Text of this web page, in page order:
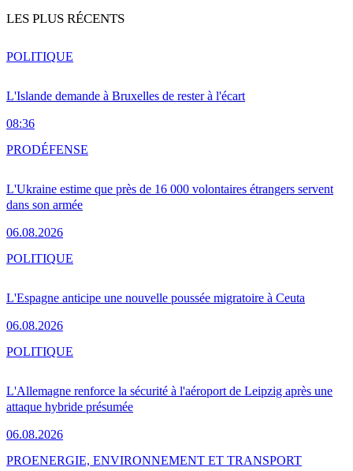
LES PLUS RÉCENTS
L'Islande demande à Bruxelles de rester à l'écart
08:36
POLITIQUE
L'Ukraine estime que près de 16 000 volontaires étrangers servent
dans son armée
06.08.2026
PRODÉFENSE
L'Espagne anticipe une nouvelle poussée migratoire à Ceuta
06.08.2026
POLITIQUE
L'Allemagne renforce la sécurité à l'aéroport de Leipzig après une
attaque hybride présumée
06.08.2026
POLITIQUE
PROENERGIE, ENVIRONNEMENT ET TRANSPORT